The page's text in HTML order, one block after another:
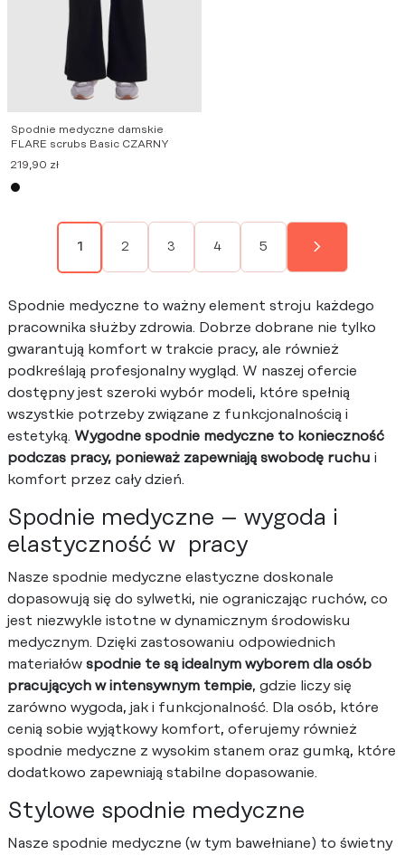
Spodnie medyczne damskie
FLARE scrubs Basic CZARNY
219,90 zł
1 2 3 4 5
Spodnie medyczne to ważny element stroju każdego
pracownika służby zdrowia. Dobrze dobrane nie tylko
gwarantują komfort w trakcie pracy, ale również
podkreślają profesjonalny wygląd. W naszej ofercie
dostępny jest szeroki wybór modeli, które spełnią
wszystkie potrzeby związane z funkcjonalnością i
estetyką. Wygodne spodnie medyczne to konieczność
podczas pracy, ponieważ zapewniają swobodę ruchu i
komfort przez cały dzień.
Spodnie medyczne – wygoda i
elastyczność w pracy
Nasze spodnie medyczne elastyczne doskonale
dopasowują się do sylwetki, nie ograniczając ruchów, co
jest niezwykle istotne w dynamicznym środowisku
medycznym. Dzięki zastosowaniu odpowiednich
materiałów spodnie te są idealnym wyborem dla osób
pracujących w intensywnym tempie, gdzie liczy się
zarówno wygoda, jak i funkcjonalność. Dla osób, które
cenią sobie wyjątkowy komfort, oferujemy również
spodnie medyczne z wysokim stanem oraz gumką, które
dodatkowo zapewniają stabilne dopasowanie.
Stylowe spodnie medyczne
Nasze spodnie medyczne (w tym bawełniane) to świetny